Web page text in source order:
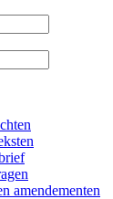
amendementen